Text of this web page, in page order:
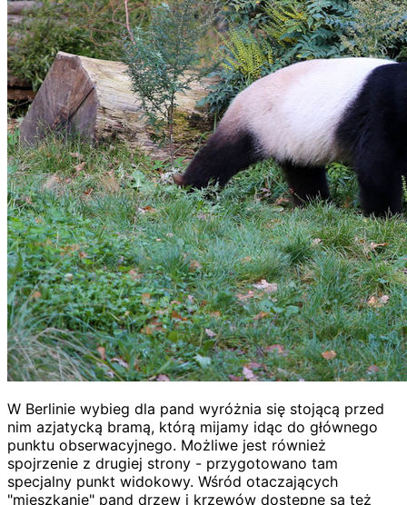
W Berlinie wybieg dla pand wyróżnia się stojącą przed
nim azjatycką bramą, którą mijamy idąc do głównego
punktu obserwacyjnego. Możliwe jest również
spojrzenie z drugiej strony - przygotowano tam
specjalny punkt widokowy. Wśród otaczających
"mieszkanie" pand drzew i krzewów dostępne są też